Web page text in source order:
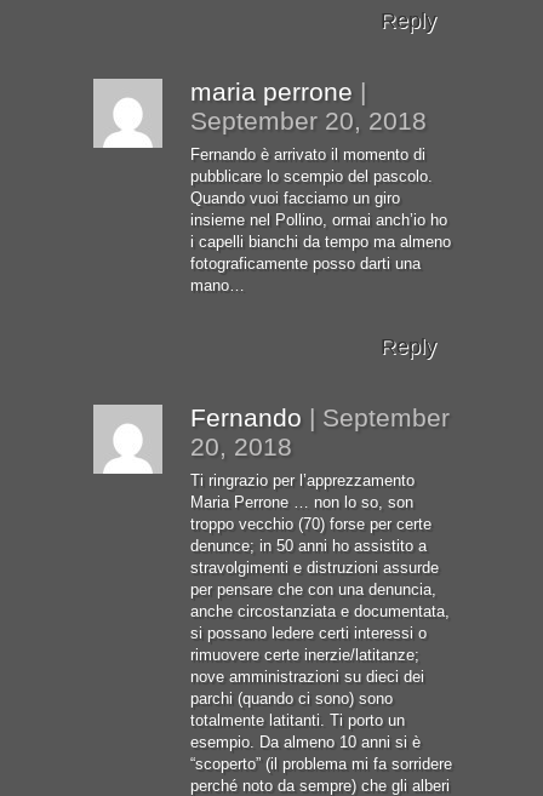
Reply
maria perrone |
September 20, 2018
Fernando è arrivato il momento di
pubblicare lo scempio del pascolo.
Quando vuoi facciamo un giro
insieme nel Pollino, ormai anch’io ho
i capelli bianchi da tempo ma almeno
fotograficamente posso darti una
mano…
Reply
Fernando | September
20, 2018
Ti ringrazio per l’apprezzamento
Maria Perrone … non lo so, son
troppo vecchio (70) forse per certe
denunce; in 50 anni ho assistito a
stravolgimenti e distruzioni assurde
per pensare che con una denuncia,
anche circostanziata e documentata,
si possano ledere certi interessi o
rimuovere certe inerzie/latitanze;
nove amministrazioni su dieci dei
parchi (quando ci sono) sono
totalmente latitanti. Ti porto un
esempio. Da almeno 10 anni si è
“scoperto” (il problema mi fa sorridere
perché noto da sempre) che gli alberi